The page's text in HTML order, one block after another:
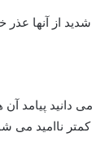
از آنها عذر
دانید پیامد آن
کمتر ناامید می